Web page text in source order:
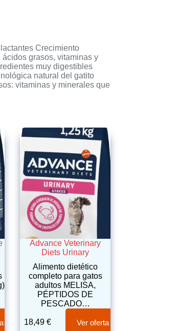
Crecimiento
grasos, vitaminas y
muy digestibles
natural del gatito
vitaminas y minerales que
Advance Veterinary
Diets Urinary
Alimento dietético
completo para gatos
adultos MELISA,
PÉPTIDOS DE
PESCADO…
18,49 € Ver oferta